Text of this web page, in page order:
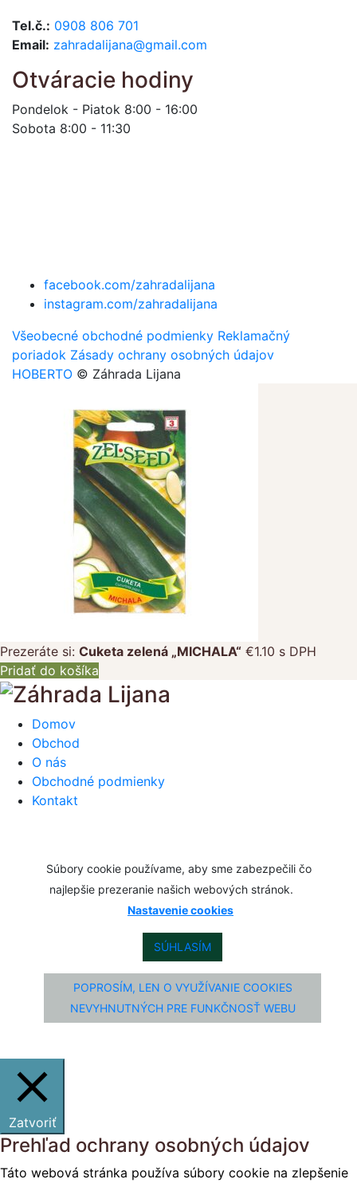
Tel.č.: 0908 806 701
Email: zahradalijana@gmail.com
Otváracie hodiny
Pondelok - Piatok 8:00 - 16:00
Sobota 8:00 - 11:30
facebook.com/zahradalijana
instagram.com/zahradalijana
Všeobecné obchodné podmienky Reklamačný
poriadok Zásady ochrany osobných údajov
HOBERTO © Záhrada Lijana
Prezeráte si: Cuketa zelená „MICHALA“ €1.10 s DPH
Pridať do košíka
Domov
Obchod
O nás
Obchodné podmienky
Kontakt
Súbory cookie používame, aby sme zabezpečili čo
najlepšie prezeranie našich webových stránok.
Nastavenie cookies
SÚHLASÍM
POPROSÍM, LEN O VYUŽÍVANIE COOKIES
NEVYHNUTNÝCH PRE FUNKČNOSŤ WEBU
Zatvoriť
Prehľad ochrany osobných údajov
Táto webová stránka používa súbory cookie na zlepšenie